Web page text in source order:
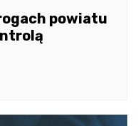
powiatu